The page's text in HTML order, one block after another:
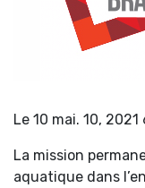
Le 10 mai. 10, 2021
La mission
aquatique dans